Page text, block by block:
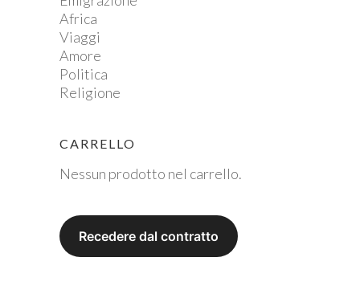
Africa
Viaggi
Amore
Politica
Religione
CARRELLO
Nessun prodotto nel carrello.